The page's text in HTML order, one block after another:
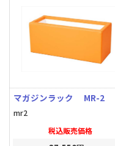
マガジンラック MR-2
mr2
税込販売価格